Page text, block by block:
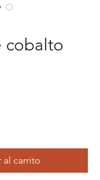
cobalto
al carrito